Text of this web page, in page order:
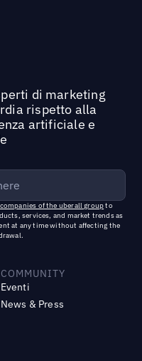
di marketing
rispetto alla
artificiale e
companies of the uberall groupto
services, and market trends as
at any time without affecting the
COMMUNITY
Eventi
News & Press